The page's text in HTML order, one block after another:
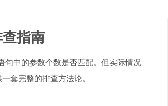
指南
中的参数个数是否匹配。但实际情况
套完整的排查方法论。